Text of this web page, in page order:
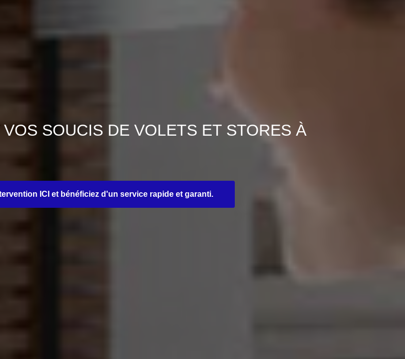
SOUCIS DE VOLETS ET STORES À
ICI et bénéficiez d'un service rapide et garanti.